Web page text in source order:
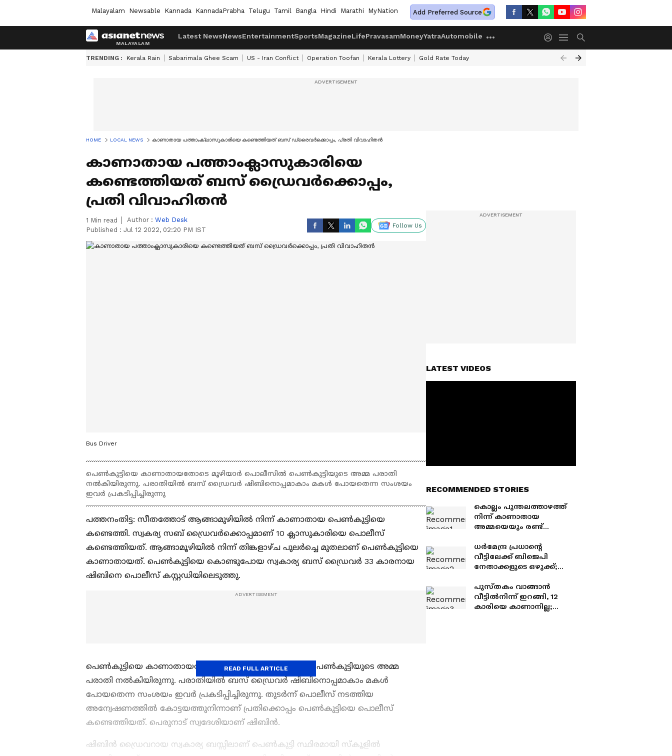
Malayalam Newsable Kannada KannadaPrabha Telugu Tamil Bangla Hindi Marathi MyNation Add Preferred Source
Latest NewsNewsEntertainmentSportsMagazineLifePravasamMoneyYatraAutomobile
TRENDING : Kerala Rain Sabarimala Ghee Scam US - Iran Conflict Operation Toofan Kerala Lottery Gold Rate Today
HOME LOCAL NEWS കാണാതായ പത്താംക്ലാസുകാരിയെ കണ്ടെത്തിയത് ബസ് ഡ്രൈവർക്കൊപ്പം, പ്രതി വിവാഹിതൻ
കാണാതായ പത്താംക്ലാസുകാരിയെ
കണ്ടെത്തിയത് ബസ് ഡ്രൈവർക്കൊപ്പം,
പ്രതി വിവാഹിതൻ
1 Min read Author : Web Desk
Published : Jul 12 2022, 02:20 PM IST
Follow Us
Bus Driver
പെൺകുട്ടിയെ കാണാതായതോടെ മൂഴിയാർ പൊലീസിൽ പെൺകുട്ടിയുടെ അമ്മ പരാതി
നൽകിയിരുന്നു. പരാതിയിൽ ബസ് ഡ്രൈവർ ഷിബിനൊപ്പമാകാം മകൾ പോയതെന്ന സംശയം
ഇവർ പ്രകടിപ്പിച്ചിരുന്നു
പത്തനംതിട്ട: സീതത്തോട് ആങ്ങാമുഴിയിൽ നിന്ന് കാണാതായ പെൺകുട്ടിയെ
കണ്ടെത്തി. സ്വകര്യ സബ് ഡ്രൈവർക്കൊപ്പമാണ് 10 ക്ലാസുകാരിയെ പൊലീസ്
കണ്ടെത്തിയത്. ആങ്ങാമൂഴിയിൽ നിന്ന് തിങ്കളാഴ്ച പുലർച്ചെ മുതലാണ് പെൺകുട്ടിയെ
കാണാതായത്. പെൺകുട്ടിയെ കൊണ്ടുപോയ സ്വകാര്യ ബസ് ഡ്രൈവർ 33 കാരനായ
ഷിബിനെ പൊലീസ് കസ്റ്റഡിയിലെടുത്തു.
പെൺകുട്ടിയെ കാണാതായതോടെ മൂഴിയാർ പൊലീസിൽ പെൺകുട്ടിയുടെ അമ്മ
പരാതി നൽകിയിരുന്നു. പരാതിയിൽ ബസ് ഡ്രൈവർ ഷിബിനൊപ്പമാകാം മകൾ
പോയതെന്ന സംശയം ഇവർ പ്രകടിപ്പിച്ചിരുന്നു. തുടർന്ന് പൊലീസ് നടത്തിയ
അന്വേഷണത്തിൽ കോട്ടയത്തുനിന്നാണ് പ്രതിക്കൊപ്പം പെൺകുട്ടിയെ പൊലീസ്
കണ്ടെത്തിയത്. പെരുനാട് സ്വദേശിയാണ് ഷിബിൻ.
ഷിബിൻ ഡ്രൈവറായ സ്വകാര്യ ബസ്സിലാണ് പെൺകുട്ടി സ്ഥിരമായി സ്കൂളിൽ
READ FULL ARTICLE
LATEST VIDEOS
RECOMMENDED STORIES
കൊല്ലം പുന്തലത്താഴത്ത്
നിന്ന് കാണാതായ
അമ്മയെയും രണ്ട്
ധർമേന്ദ്ര പ്രധാന്റെ
വീട്ടിലേക്ക് ബിജെപി
നേതാക്കളുടെ ഒഴുക്ക്;
അധ്യക്ഷൻ നിതിൻ നവീൻ
എന്നിവർ സന്ദർശിച്ചു
പുസ്തകം വാങ്ങാൻ
വീട്ടിൽനിന്ന് ഇറങ്ങി, 12
കാരിയെ കാണാനില്ല;